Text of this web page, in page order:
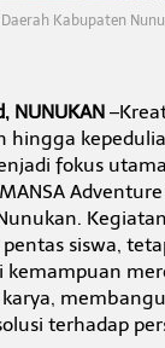
a
S
i
s
w
,
P
e
m
k
a
Kabupaten
NUNUKAN
hingga
fokus
siswa,
terhadap